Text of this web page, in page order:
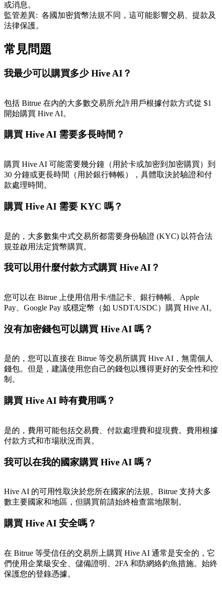
Bitrue渠道合伙人
BTC 專享獎勵
BTC 專享獎勵
充值並交易BTC瓜分 25,000 USDT 獎池！
瓜分 500000 CASHCAT 獎池
註冊&交易贏 500,000 USDT
或消息。
監管差異: 各國加密貨幣法規不同，這可能影響交易、提款及
法律保護。
常見問題
我最少可以購買多少 Hive AI？
包括 Bitrue 在內的大多數交易所允許用戶根據付款方式從 $1
開始購買 Hive AI。
購買 Hive AI 需要多長時間？
購買 Hive AI 可能需要幾分鐘（用於卡或加密到加密購買）到
30 分鐘或更長時間（用於銀行轉帳），具體取決於驗證和付
款處理時間。
購買 Hive AI 需要 KYC 嗎？
是的，大多數集中式交易所都需要身份驗證 (KYC) 以符合法
規並啟用法定貨幣購買。
我可以用什麼付款方式購買 Hive AI？
您可以在 Bitrue 上使用信用卡/借記卡、銀行轉帳、Apple
Pay、Google Pay 或穩定幣（如 USDT/USDC）購買 Hive AI。
沒有加密錢包可以購買 Hive AI 嗎？
是的，您可以直接在 Bitrue 等交易所購買 Hive AI，無需個人
錢包。但是，建議使用您自己的錢包以獲得更好的安全性和控
制。
購買 Hive AI 時有費用嗎？
是的，費用可能包括交易費、付款處理費和提現費。費用根據
付款方式和市場狀況而異。
我可以在我的國家購買 Hive AI 嗎？
Hive AI 的可用性取決於您所在國家的法規。Bitrue 支持大多
數主要國家和地區，但購買前請始終檢查當地限制。
購買 Hive AI 安全嗎？
在 Bitrue 等受信任的交易所上購買 Hive AI 通常是安全的，它
們使用企業級安全、儲備證明、2FA 和防網絡釣魚措施。始終
保護您的登錄憑據。